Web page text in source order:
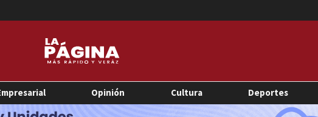
Opinión Cultura Deportes